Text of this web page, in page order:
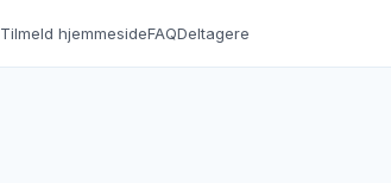
Tilmeld hjemmesideFAQDeltagere